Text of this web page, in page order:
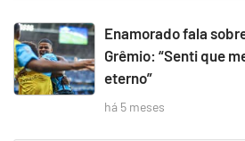
Enamorado fala
Grêmio: “Senti que
eterno”
há 5 meses